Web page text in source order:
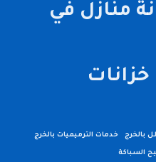
منازل في
بالخرج خدمات الترميميات بالخرج
السباكة